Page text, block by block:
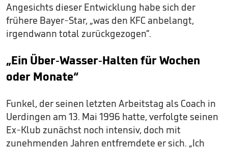
Angesichts dieser Entwicklung habe sich der
frühere Bayer-Star, „was den KFC anbelangt,
irgendwann total zurückgezogen“.
„Ein Über-Wasser-Halten für Wochen
oder Monate“
Funkel, der seinen letzten Arbeitstag als Coach in
Uerdingen am 13. Mai 1996 hatte, verfolgte seinen
Ex-Klub zunächst noch intensiv, doch mit
zunehmenden Jahren entfremdete er sich. „Ich